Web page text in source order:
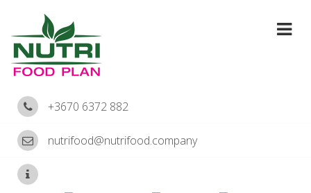
+3670 6372 882
nutrifood@nutrifood.company